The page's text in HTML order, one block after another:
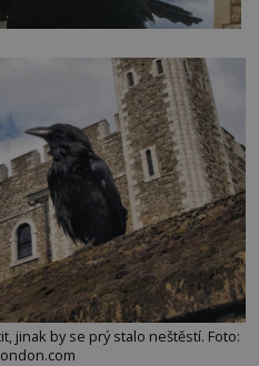
jinak by se prý stalo neštěstí. Foto: